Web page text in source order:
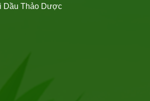
Dầu Thảo Dược